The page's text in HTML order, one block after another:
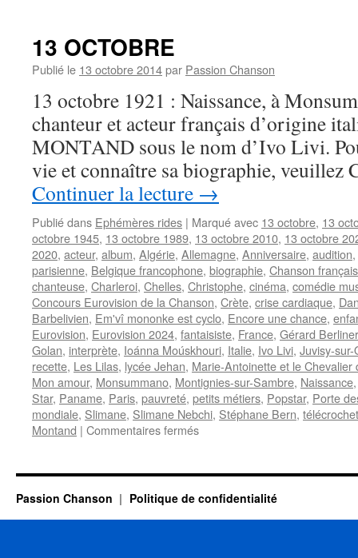
13 OCTOBRE
Publié le 13 octobre 2014par Passion Chanson
13 octobre 1921 : Naissance, à
chanteur et acteur français d’origine
MONTAND sous le nom d’Ivo Livi.
vie et connaître sa biographie,
Continuer la lecture →
Publié dans Ephémères rides | Marqué avec 13 octobre, 13
octobre 1945, 13 octobre 1989, 13 octobre 2010, 13 octobre
2020, acteur, album, Algérie, Allemagne, Anniversaire, audition,
parisienne, Belgique francophone, biographie, Chanson
chanteuse, Charleroi, Chelles, Christophe, cinéma, comédie
Concours Eurovision de la Chanson, Crète, crise cardiaque,
Barbelivien, Em'vî mononke est cyclo, Encore une chance,
Eurovision, Eurovision 2024, fantaisiste, France, Gérard Berliner
Golan, interprète, Ioánna Moúskhouri, Italie, Ivo Livi, Juvisy-sur-
recette, Les Lilas, lycée Jehan, Marie-Antoinette et le Chevalier
Mon amour, Monsummano, Montignies-sur-Sambre, Naissance
Star, Paname, Paris, pauvreté, petits métiers, Popstar, Porte
mondiale, Slimane, Slimane Nebchi, Stéphane Bern, télécrochet
Montand | Commentaires ferméssur
Passion Chanson Politique de confidentialité